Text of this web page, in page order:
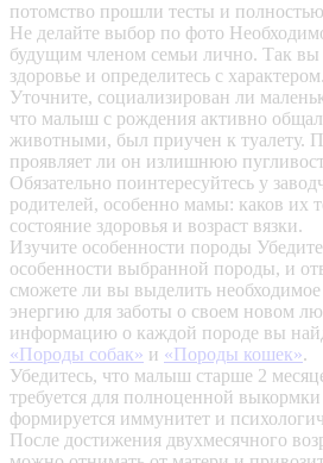
потомство прошли тесты и
Не делайте выбор по фото
будущим членом семьи лично. Так вы
здоровье и определитесь с характером.
Уточните, социализирован ли
что малыш с рождения активно
животными, был приучен к туалету.
проявляет ли он излишнюю
Обязательно поинтересуйтесь у
родителей, особенно мамы: каков их
состояние здоровья и возраст вязки.
Изучите особенности породы
особенности выбранной породы, и
сможете ли вы выделить
энергию для заботы о своем новом
информацию о каждой породе вы
«Породы собак» и «Породы кошек».
Убедитесь, что малыш старше 2
требуется для полноценной
формируется иммунитет и
После достижения двухмесячного